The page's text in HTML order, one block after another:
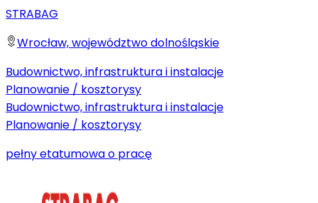
STRABAG
Wrocław, województwo dolnośląskie
Budownictwo, infrastruktura i instalacje
Planowanie / kosztorysy
Budownictwo, infrastruktura i instalacje
Planowanie / kosztorysy
pełny etatumowa o pracę